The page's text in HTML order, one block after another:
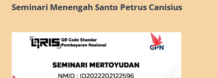
Seminari Menengah Santo Petrus Canisius